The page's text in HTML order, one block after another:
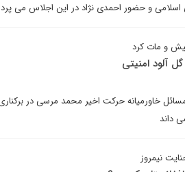
و حضور احمدی نژاد در این اجلاس می
و مات کرد
آلود امنیتی
خاورمیانه حرکت اخیر محمد مرسی در
داند
نیمروز